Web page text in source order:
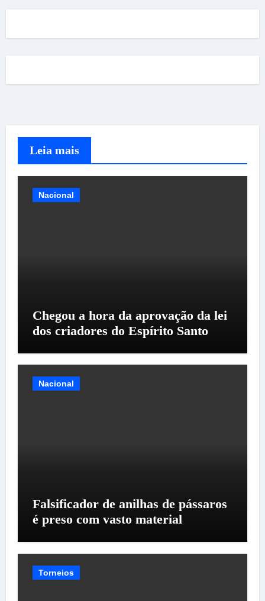
Leia mais
Nacional
Chegou a hora da aprovação da lei
dos criadores do Espírito Santo
Nacional
Falsificador de anilhas de pássaros
é preso com vasto material
Torneios